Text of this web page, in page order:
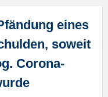
eines
soweit
Corona-